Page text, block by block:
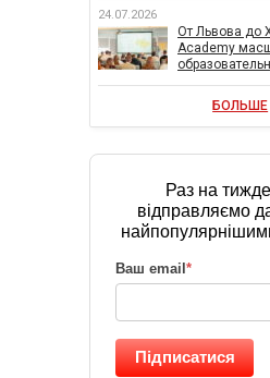
24.07.2026
От Львова до
Academy
бизнеса
БОЛЬШЕ
Раз на
відправляємо
Ваш email *
Підписатися